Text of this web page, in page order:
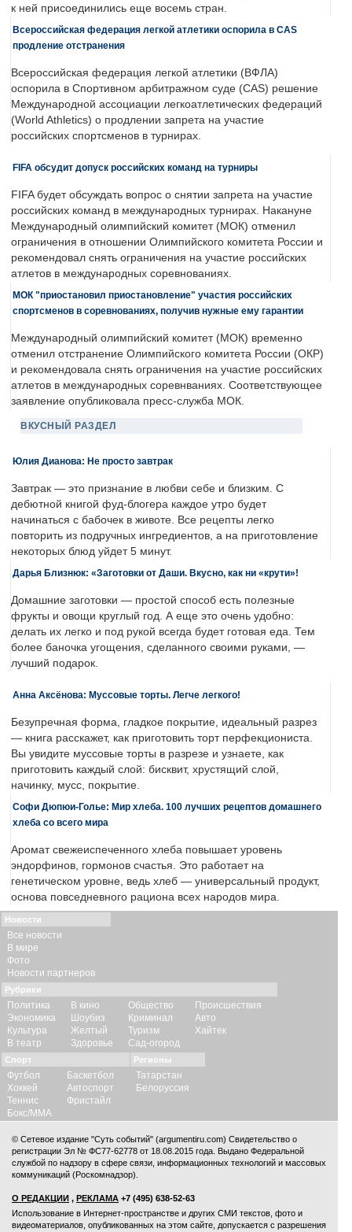
к ней присоединились еще восемь стран.
Всероссийская федерация легкой атлетики оспорила в CAS
продление отстранения
Всероссийская федерация легкой атлетики (ВФЛА)
оспорила в Спортивном арбитражном суде (CAS) решение
Международной ассоциации легкоатлетических федераций
(World Athletics) о продлении запрета на участие
российских спортсменов в турнирах.
FIFA обсудит допуск российских команд на турниры
FIFA будет обсуждать вопрос о снятии запрета на участие
российских команд в международных турнирах. Накануне
Международный олимпийский комитет (МОК) отменил
ограничения в отношении Олимпийского комитета России и
рекомендовал снять ограничения на участие российских
атлетов в международных соревнованиях.
МОК "приостановил приостановление" участия российских
спортсменов в соревнованиях, получив нужные ему гарантии
Международный олимпийский комитет (МОК) временно
отменил отстранение Олимпийского комитета России (ОКР)
и рекомендовала снять ограничения на участие российских
атлетов в международных соревнваниях. Соответствующее
заявление опубликовала пресс-служба МОК.
ВКУСНЫЙ РАЗДЕЛ
Юлия Дианова: Не просто завтрак
Завтрак — это признание в любви себе и близким. С
дебютной книгой фуд-блогера каждое утро будет
начинаться с бабочек в животе. Все рецепты легко
повторить из подручных ингредиентов, а на приготовление
некоторых блюд уйдет 5 минут.
Дарья Близнюк: «Заготовки от Даши. Вкусно, как ни «крути»!
Домашние заготовки — простой способ есть полезные
фрукты и овощи круглый год. А еще это очень удобно:
делать их легко и под рукой всегда будет готовая еда. Тем
более баночка угощения, сделанного своими руками, —
лучший подарок.
Анна Аксёнова: Муссовые торты. Легче легкого!
Безупречная форма, гладкое покрытие, идеальный разрез
— книга расскажет, как приготовить торт перфекциониста.
Вы увидите муссовые торты в разрезе и узнаете, как
приготовить каждый слой: бисквит, хрустящий слой,
начинку, мусс, покрытие.
Софи Дюпюи-Голье: Мир хлеба. 100 лучших рецептов домашнего
хлеба со всего мира
Аромат свежеиспеченного хлеба повышает уровень
эндорфинов, гормонов счастья. Это работает на
генетическом уровне, ведь хлеб — универсальный продукт,
основа повседневного рациона всех народов мира.
Новости
Все новости
В мире
Фото
Новости партнеров
Рубрики
Политика
Экономика
Культура
В театр
В кино
Шоубиз
Желтый
Здоровье
Общество
Криминал
Туризм
Сад-огород
Происшествия
Авто
Хайтек
Спорт
Футбол
Хоккей
Теннис
Бокс/ММА
Баскетбол
Автоспорт
Фристайл
Регионы
Татарстан
Белоруссия
© Сетевое издание "Суть событий" (argumentiru.com) Свидетельство о
регистрации Эл № ФС77-62778 от 18.08.2015 года. Выдано Федеральной
службой по надзору в сфере связи, информационных технологий и массовых
коммуникаций (Роскомнадзор).
О РЕДАКЦИИ , РЕКЛАМА +7 (495) 638-52-63
Использование в Интернет-пространстве и других СМИ текстов, фото и
видеоматериалов, опубликованных на этом сайте, допускается с разрешения